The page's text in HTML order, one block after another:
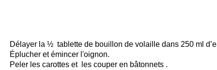
Délayer la ½ tablette de bouillon de volaille dans 250 ml
Éplucher et émincer l'oignon.
Peler les carottes et les couper en bâtonnets .